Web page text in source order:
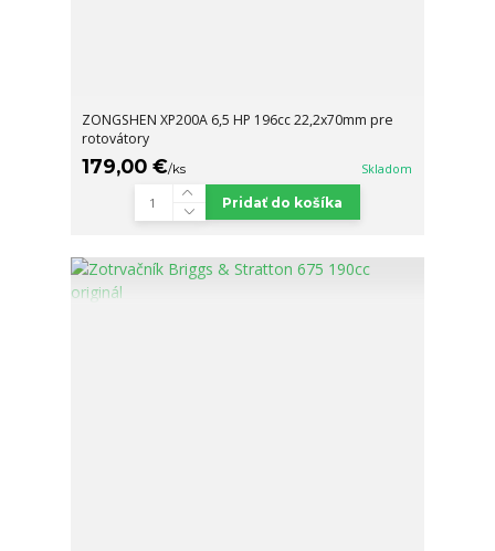
ZONGSHEN XP200A 6,5 HP 196cc 22,2x70mm pre
rotovátory
179,00 €/ks Skladom
Pridať do košíka